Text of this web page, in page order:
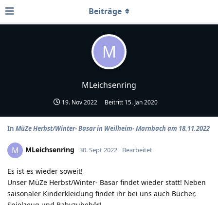
M
MLeichsenring
19. Nov 2022 Beitritt 15. Jan 2020
Beiträge
In MüZe Herbst/Winter- Basar in Weilheim- Marnbach am 18.11.2022
M MLeichsenring 30. Sept 2022 Bearbeitet
Es ist es wieder soweit!
Unser MüZe Herbst/Winter- Basar findet wieder statt! Neben
saisonaler Kinderkleidung findet ihr bei uns auch Bücher,